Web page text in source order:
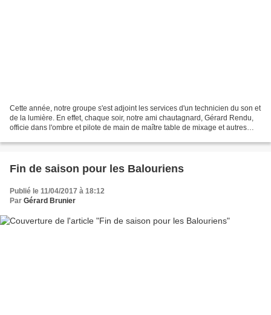
Cette année, notre groupe s'est adjoint les services d'un technicien du son et
de la lumière. En effet, chaque soir, notre ami chautagnard, Gérard Rendu,
officie dans l'ombre et pilote de main de maître table de mixage et autres
Fin de saison pour les Balouriens
Publié le 11/04/2017 à 18:12
Par Gérard Brunier